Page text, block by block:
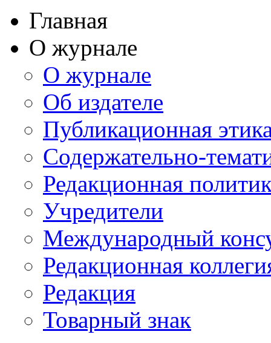
Главная
О журнале
О журнале
Об издателе
Публикационная
Содержательно-
Редакционная
Учредители
Международный
Редакционная
Редакция
Товарный знак